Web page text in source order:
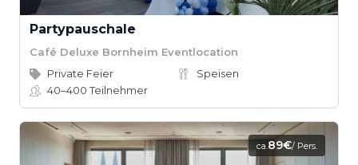
Partypauschale
Café Deluxe Bornheim Eventlocation
Private Feier
Speisen
40–400Teilnehmer
ca.89€/ Pers.